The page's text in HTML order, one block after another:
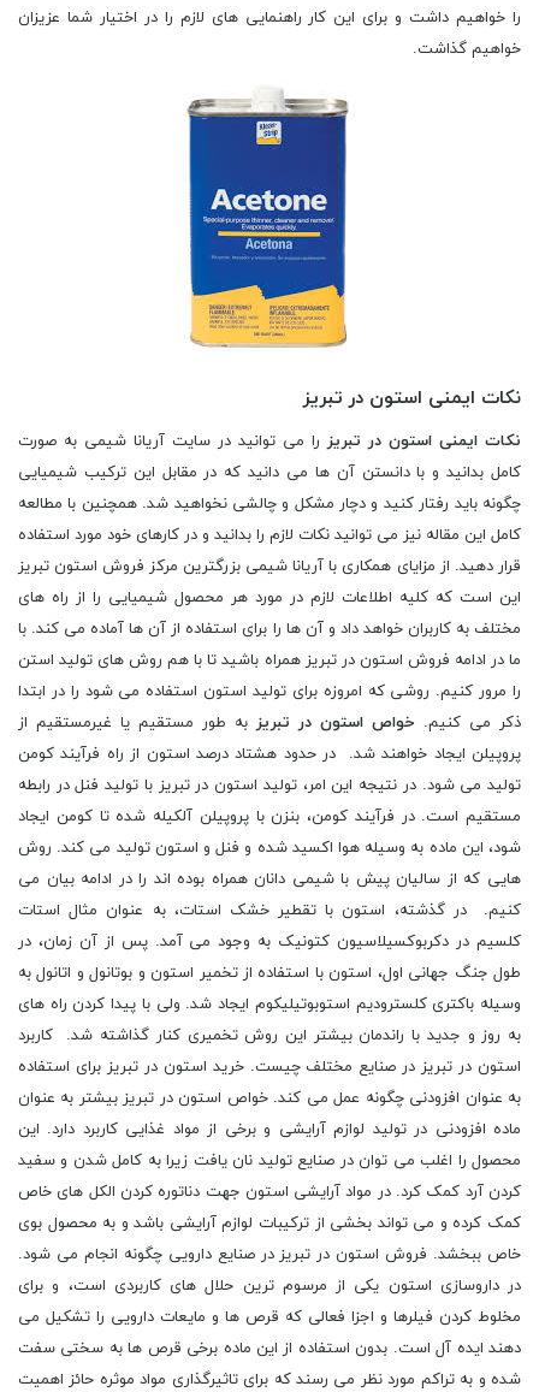
را خواهیم داشت و برای این کار راهنمایی های لازم را در اختیار شما عزیزان
خواهیم گذاشت.
نکات ایمنی استون در تبریز
نکات ایمنی استون در تبریز را می توانید در سایت آریانا شیمی به صورت
کامل بدانید و با دانستن آن ها می دانید که در مقابل این ترکیب شیمیایی
چگونه باید رفتار کنید و دچار مشکل و چالشی نخواهید شد. همچنین با مطالعه
کامل این مقاله نیز می توانید نکات لازم را بدانید و در کارهای خود مورد استفاده
قرار دهید. از مزایای همکاری با آریانا شیمی بزرگترین مرکز فروش استون تبریز
این است که کلیه اطلاعات لازم در مورد هر محصول شیمیایی را از راه های
مختلف به کاربران خواهد داد و آن ها را برای استفاده از آن ها آماده می کند. با
ما در ادامه فروش استون در تبریز همراه باشید تا با هم روش های تولید استن
را مرور کنیم. روشی که امروزه برای تولید استون استفاده می شود را در ابتدا
ذکر می کنیم. خواص استون در تبریز به طور مستقیم یا غیرمستقیم از
پروپیلن ایجاد خواهند شد. در حدود هشتاد درصد استون از راه فرآیند کومن
تولید می شود. در نتیجه این امر، تولید استون در تبریز با تولید فنل در رابطه
مستقیم است. در فرآیند کومن، بنزن با پروپیلن آلکیله شده تا کومن ایجاد
شود، این ماده به وسیله هوا اکسید شده و فنل و استون تولید می کند. روش
هایی که از سالیان پیش با شیمی دانان همراه بوده اند را در ادامه بیان می
کنیم. در گذشته، استون با تقطیر خشک استات، به عنوان مثال استات
کلسیم در دکربوکسیلاسیون کتونیک به وجود می آمد. پس از آن زمان، در
طول جنگ جهانی اول، استون با استفاده از تخمیر استون و بوتانول و اتانول به
وسیله باکتری کلسترودیم استوبوتیلیکوم ایجاد شد. ولی با پیدا کردن راه های
به روز و جدید با راندمان بیشتر این روش تخمیری کنار گذاشته شد. کاربرد
استون در تبریز در صنایع مختلف چیست. خرید استون در تبریز برای استفاده
به عنوان افزودنی چگونه عمل می کند. خواص استون در تبریز بیشتر به عنوان
ماده افزودنی در تولید لوازم آرایشی و برخی از مواد غذایی کاربرد دارد. این
محصول را اغلب می توان در صنایع تولید نان یافت زیرا به کامل شدن و سفید
کردن آرد کمک کرد. در مواد آرایشی استون جهت دناتوره کردن الکل های خاص
کمک کرده و می تواند بخشی از ترکیبات لوازم آرایشی باشد و به محصول بوی
خاص ببخشد. فروش استون در تبریز در صنایع دارویی چگونه انجام می شود.
در داروسازی استون یکی از مرسوم ترین حلال های کاربردی است، و برای
مخلوط کردن فیلرها و اجزا فعالی که قرص ها و مایعات دارویی را تشکیل می
دهند ایده آل است. بدون استفاده از این ماده برخی قرص ها به سختی سفت
شده و به تراکم مورد نظر می رسند که برای تاثیرگذاری مواد موثره حائز اهمیت